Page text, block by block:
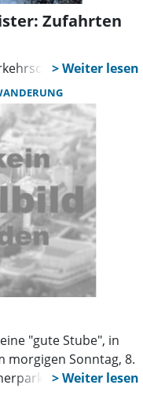
Zufahrten
"gute Stube", in
morgigen Sonntag, 8.
am